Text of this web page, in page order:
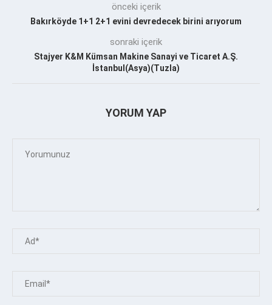
önceki içerik
Bakırköyde 1+1 2+1 evini devredecek birini arıyorum
sonraki içerik
Stajyer K&M Kümsan Makine Sanayi ve Ticaret A.Ş.
İstanbul(Asya)(Tuzla)
YORUM YAP